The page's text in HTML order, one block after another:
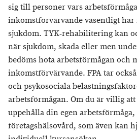
sig till personer vars
inkomstförvärvande väsentligt har
sjukdom. TYK-rehabilitering kan
när sjukdom, skada eller men
bedöms hota arbetsförmågan och
inkomstförvärvande. FPA tar
och psykosociala
arbetsförmågan. Om du är villig att
uppehålla din egen
företagshälsovård, som även kan